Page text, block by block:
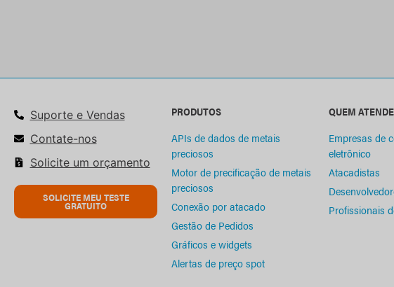
Suporte e Vendas
Contate-nos
Solicite um orçamento
SOLICITE MEU TESTE
GRATUITO
PRODUTOS
APIs de dados de metais
preciosos
Motor de precificação de metais
preciosos
Conexão por atacado
Gestão de Pedidos
Gráficos e widgets
Alertas de preço spot
QUEM
Empresas de
eletrônico
Atacadistas
Profissionais